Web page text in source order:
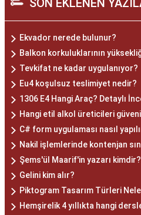
SON EKLENEN
Ekvador nerede bulunur?
Balkon korkuluklarının
Tevkifat ne kadar uygulanıyor?
Eu4 koşulsuz teslimiyet nedir?
1306 E4 Hangi Araç? Detaylı
Hangi etil alkol üreticileri
C# form uygulaması nasıl
Nakil işlemlerinde kontenjan
Şems'ül Maarif'in yazarı kimdir?
Gelini kim alır?
Piktogram Tasarım Türleri
Hemşirelik 4 yıllıkta hangi